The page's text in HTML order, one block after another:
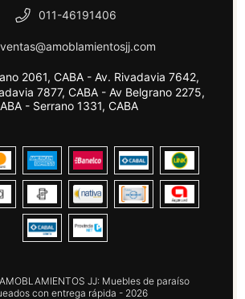
011-46191406
ventas@amoblamientosjj.com
2061, CABA - Av. Rivadavia 7642,
7877, CABA - Av Belgrano 2275,
- Serrano 1331, CABA
JJ: Muebles de paraíso
con entrega rápida - 2026